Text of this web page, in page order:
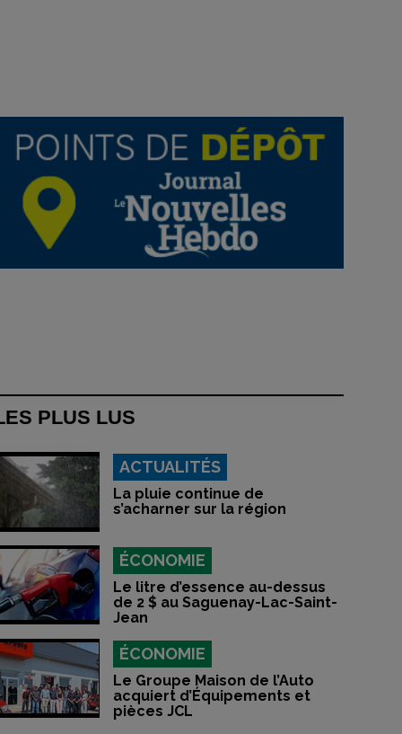
PLUS LUS
ACTUALITÉS
La pluie continue de
s’acharner sur la région
ÉCONOMIE
Le litre d’essence au-dessus
de 2 $ au Saguenay-Lac-Saint-
Jean
ÉCONOMIE
Le Groupe Maison de l’Auto
acquiert d’Équipements et
pièces JCL